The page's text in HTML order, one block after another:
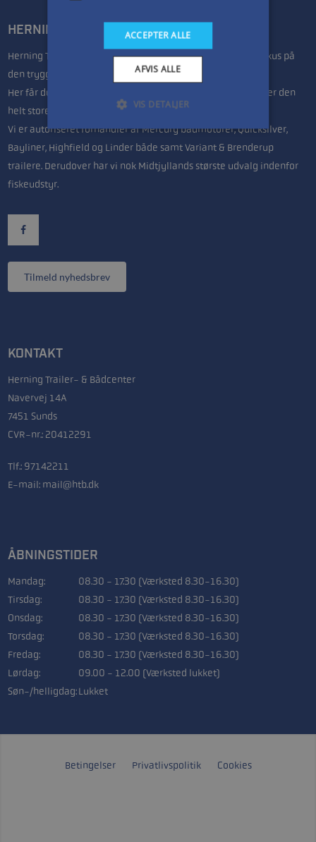
HERNING TRAILER- & BÅDCENTER
Herning Trailer & Bådcenter drives af Lars & Anette, med fokus på
den trygge handel.
Her får du seriøs vejledning uanset om du søger en jolle eller den
helt store båd til fritidsfiskeren.
Vi er autoriseret forhandler af Mercury bådmotorer, Quicksilver,
Bayliner, Highfield og Linder både samt Variant & Brenderup
trailere. Derudover har vi nok Midtjyllands største udvalg indenfor
fiskeudstyr.
Tilmeld nyhedsbrev
KONTAKT
Herning Trailer- & Bådcenter
Navervej 14A
7451 Sunds
CVR-nr.: 20412291
Tlf.: 97142211
E-mail: mail@htb.dk
ÅBNINGSTIDER
Mandag:
08.30 - 17.30 (Værksted 8.30-16.30)
Tirsdag:
08.30 - 17.30 (Værksted 8.30-16.30)
Onsdag:
08.30 - 17.30 (Værksted 8.30-16.30)
Torsdag:
08.30 - 17.30 (Værksted 8.30-16.30)
Fredag:
08.30 - 17.30 (Værksted 8.30-16.30)
Lørdag:
09.00 - 12.00 (Værksted lukket)
Søn-/helligdag:Lukket
Betingelser Privatlivspolitik Cookies
ACCEPTER ALLE
AFVIS ALLE
VIS DETALJER